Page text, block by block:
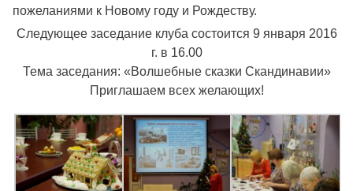
пожеланиями к Новому году и Рождеству.
Следующее заседание клуба состоится 9 января 2016
г. в 16.00
Тема заседания: «Волшебные сказки Скандинавии»
Приглашаем всех желающих!